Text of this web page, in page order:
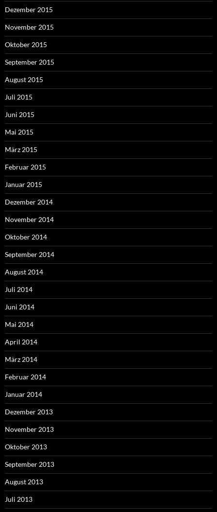
Dezember 2015
November 2015
Oktober 2015
September 2015
August 2015
Juli 2015
Juni 2015
Mai 2015
März 2015
Februar 2015
Januar 2015
Dezember 2014
November 2014
Oktober 2014
September 2014
August 2014
Juli 2014
Juni 2014
Mai 2014
April 2014
März 2014
Februar 2014
Januar 2014
Dezember 2013
November 2013
Oktober 2013
September 2013
August 2013
Juli 2013